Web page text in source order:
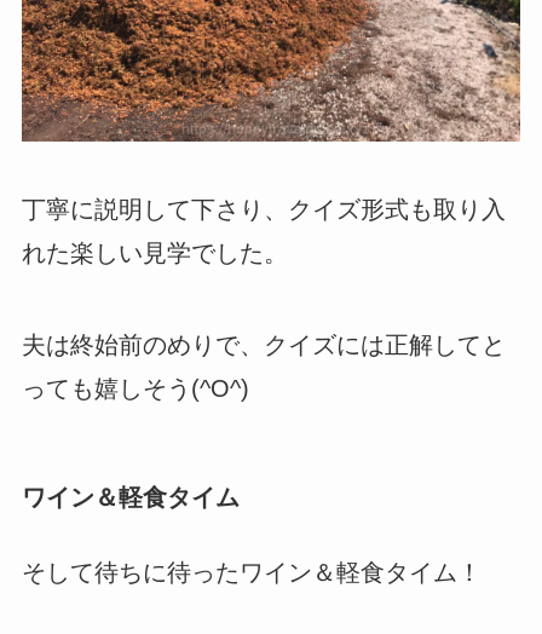
丁寧に説明して下さり、クイズ形式も取り入
れた楽しい見学でした。
夫は終始前のめりで、クイズには正解してと
っても嬉しそう(^O^)
ワイン＆軽食タイム
そして待ちに待ったワイン＆軽食タイム！